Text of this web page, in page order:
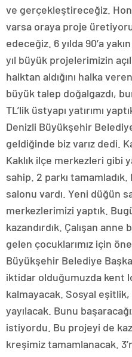
ve gerçekleştireceğiz.
varsa oraya proje
edeceğiz. 6 yılda 90’a
yıl büyük projelerimizin
halktan aldığını halka
büyük talep doğalgazdı,
TL’lik üstyapı yatırımı
Denizli Büyükşehir
geldiğinde biz varız dedi.
Kaklık ilçe merkezleri gibi
sahip. 2 parkı tamamladık.
salonu vardı. Yeni düğün
merkezlerimizi yaptık.
kazandırdık. Çalışan anne
gelen çocuklarımız için
Büyükşehir Belediye
iktidar olduğumuzda kent
kalmayacak. Sosyal
yayılacak. Bunu
istiyordu. Bu projeyi de
kreşimiz tamamlanacak.